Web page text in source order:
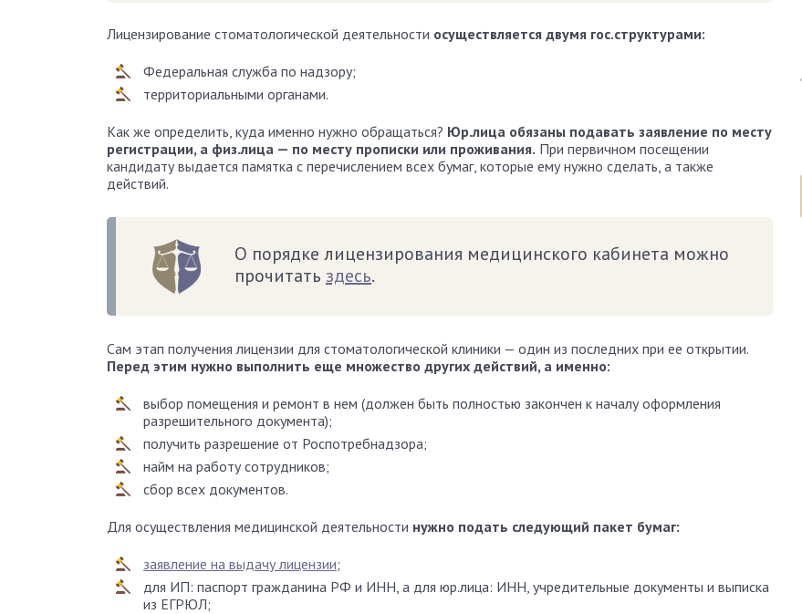
Лицензирование стоматологической деятельности осуществляется двумя гос.структурами:
Федеральная служба по надзору;
территориальными органами.
Как же определить, куда именно нужно обращаться? Юр.лица обязаны подавать заявление по месту
регистрации, а физ.лица — по месту прописки или проживания. При первичном посещении
кандидату выдается памятка с перечислением всех бумаг, которые ему нужно сделать, а также
действий.
О порядке лицензирования медицинского кабинета можно
прочитать здесь.
Сам этап получения лицензии для стоматологической клиники — один из последних при ее открытии.
Перед этим нужно выполнить еще множество других действий, а именно:
выбор помещения и ремонт в нем (должен быть полностью закончен к началу оформления
разрешительного документа);
получить разрешение от Роспотребнадзора;
найм на работу сотрудников;
сбор всех документов.
Для осуществления медицинской деятельности нужно подать следующий пакет бумаг:
заявление на выдачу лицензии;
для ИП: паспорт гражданина РФ и ИНН, а для юр.лица: ИНН, учредительные документы и выписка
из ЕГРЮЛ;